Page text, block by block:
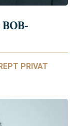
PRIVAT